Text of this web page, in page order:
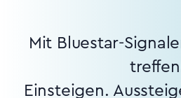
Mit Bluestar-
Einsteigen.